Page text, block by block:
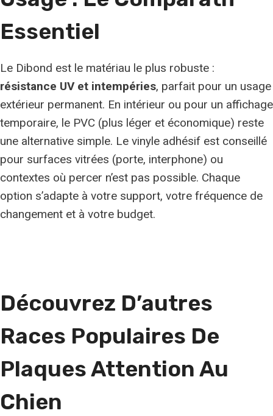
Essentiel
Le Dibond est le matériau le plus robuste :
résistance UV et intempéries, parfait pour un usage
extérieur permanent. En intérieur ou pour un affichage
temporaire, le PVC (plus léger et économique) reste
une alternative simple. Le vinyle adhésif est conseillé
pour surfaces vitrées (porte, interphone) ou
contextes où percer n’est pas possible. Chaque
option s’adapte à votre support, votre fréquence de
changement et à votre budget.
Découvrez D’autres
Races Populaires De
Plaques Attention Au
Chien